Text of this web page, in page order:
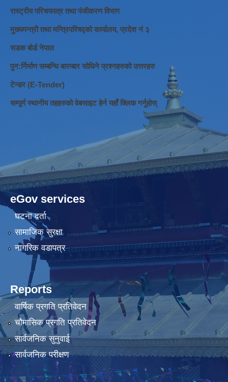
रास्ट्रीय परिचयपत्र तथा पंजीकरण विभाग
मुख्यमन्त्री तथा मन्त्रिपरिषद्को कार्यालय, प्रदेश नं ३
सडक बोर्ड नेपाल
पुन:र्निर्माण सम्बन्धि बारम्बार सोधिने प्रश्नहरुको उत्तरहरु
टेन्डर (E-Tender)
सम्पूर्ण स्थानीय तहहरुको वेबसाइट हेर्न यहाँ क्लिक गर्नुहोस्
eGov services
घटना दर्ता
सामाजिक सुरक्षा
नागरिक वडापत्र
Reports
वार्षिक प्रगति प्रतिवेदन
चौमासिक प्रगति प्रतिवेदन
सार्वजनिक सुनुवाई
सार्वजनिक परीक्षण